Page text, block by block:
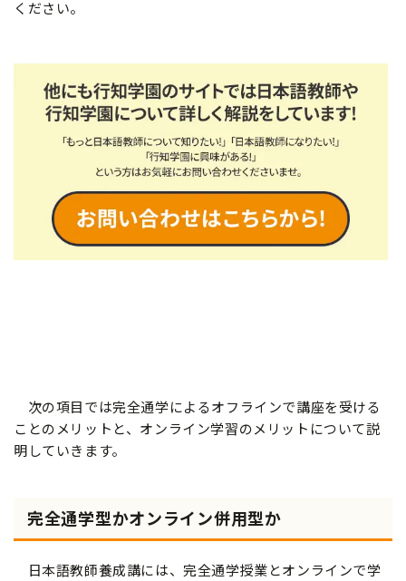
ください。
次の項目では完全通学によるオフラインで講座を受ける
ことのメリットと、オンライン学習のメリットについて説
明していきます。
完全通学型かオンライン併用型か
日本語教師養成講には、完全通学授業とオンラインで学